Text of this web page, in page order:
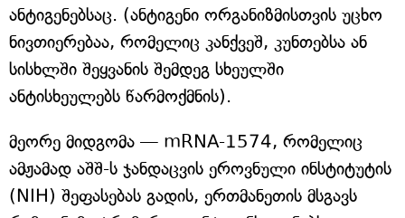
ანტიგენებსაც. (ანტიგენი ორგანიზმისთვის უცხო
ნივთიერებაა, რომელიც კანქვეშ, კუნთებსა ან
სისხლში შეყვანის შემდეგ სხეულში
ანტისხეულებს წარმოქმნის).
მეორე მიდგომა — mRNA-1574, რომელიც
ამჟამად აშშ-ს ჯანდაცვის ეროვნული ინსტიტუტის
(NIH) შეფასებას გადის, ერთმანეთის მსგავს